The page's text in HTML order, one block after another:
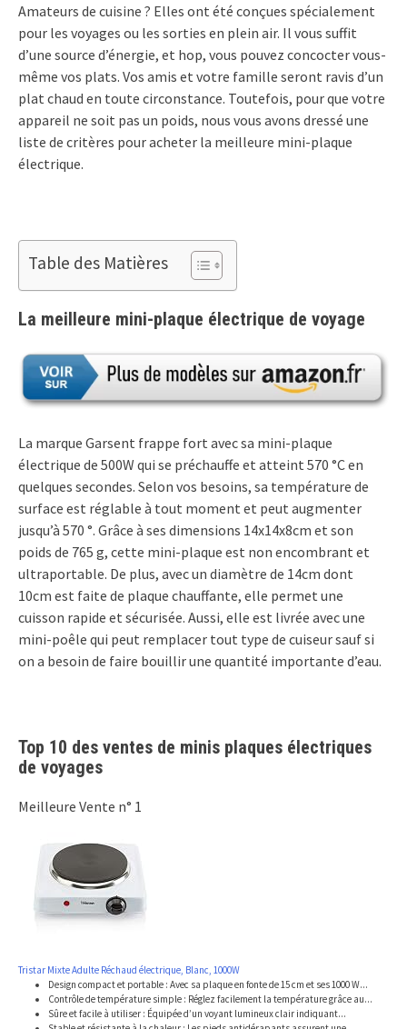
Amateurs de cuisine ? Elles ont été conçues spécialement
pour les voyages ou les sorties en plein air. Il vous suffit
d’une source d’énergie, et hop, vous pouvez concocter vous-
même vos plats. Vos amis et votre famille seront ravis d’un
plat chaud en toute circonstance. Toutefois, pour que votre
appareil ne soit pas un poids, nous vous avons dressé une
liste de critères pour acheter la meilleure mini-plaque
électrique.
Table des Matières
La meilleure mini-plaque électrique de voyage
La marque Garsent frappe fort avec sa mini-plaque
électrique de 500W qui se préchauffe et atteint 570 °C en
quelques secondes. Selon vos besoins, sa température de
surface est réglable à tout moment et peut augmenter
jusqu’à 570 °. Grâce à ses dimensions 14x14x8cm et son
poids de 765 g, cette mini-plaque est non encombrant et
ultraportable. De plus, avec un diamètre de 14cm dont
10cm est faite de plaque chauffante, elle permet une
cuisson rapide et sécurisée. Aussi, elle est livrée avec une
mini-poêle qui peut remplacer tout type de cuiseur sauf si
on a besoin de faire bouillir une quantité importante d’eau.
Top 10 des ventes de minis plaques électriques
de voyages
Meilleure Vente n° 1
Tristar Mixte Adulte Réchaud électrique, Blanc, 1000W
Design compact et portable : Avec sa plaque en fonte de 15 cm et ses 1000 W...
Contrôle de température simple : Réglez facilement la température grâce au...
Sûre et facile à utiliser : Équipée d’un voyant lumineux clair indiquant...